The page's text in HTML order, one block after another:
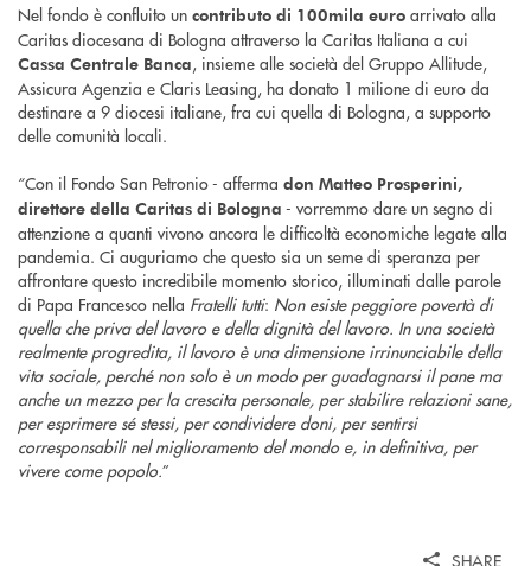
Nel fondo è confluito un contributo di 100mila euro arrivato alla
Caritas diocesana di Bologna attraverso la Caritas Italiana a cui
Cassa Centrale Banca, insieme alle società del Gruppo Allitude,
Assicura Agenzia e Claris Leasing, ha donato 1 milione di euro da
destinare a 9 diocesi italiane, fra cui quella di Bologna, a supporto
delle comunità locali.
“Con il Fondo San Petronio - afferma don Matteo Prosperini,
direttore della Caritas di Bologna - vorremmo dare un segno di
attenzione a quanti vivono ancora le difficoltà economiche legate alla
pandemia. Ci auguriamo che questo sia un seme di speranza per
affrontare questo incredibile momento storico, illuminati dalle parole
di Papa Francesco nella Fratelli tutti: Non esiste peggiore povertà di
quella che priva del lavoro e della dignità del lavoro. In una società
realmente progredita, il lavoro è una dimensione irrinunciabile della
vita sociale, perché non solo è un modo per guadagnarsi il pane ma
anche un mezzo per la crescita personale, per stabilire relazioni sane,
per esprimere sé stessi, per condividere doni, per sentirsi
corresponsabili nel miglioramento del mondo e, in definitiva, per
vivere come popolo.”
SHARE